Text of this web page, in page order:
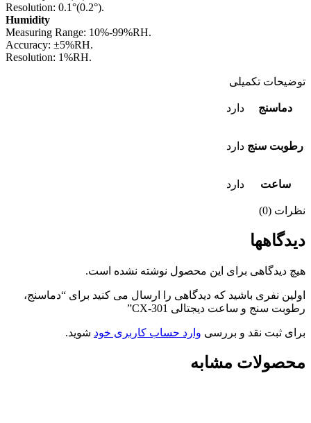
Resolution: 0.1°(0.2°).
Humidity
Measuring Range: 10%-99%RH.
Accuracy: ±5%RH.
Resolution: 1%RH.
توضیحات تکمیلی
دماسنج دارد
رطوبت سنج دارد
ساعت دارد
نظرات (0)
دیدگاهها
هیچ دیدگاهی برای این محصول نوشته نشده است.
اولین نفری باشید که دیدگاهی را ارسال می کنید برای “دماسنج،
رطوبت سنج و ساعت دیجتالی CX-301”
برای ثبت نقد و بررسی وارد حساب کاربری خود شوید.
محصولات مشابه